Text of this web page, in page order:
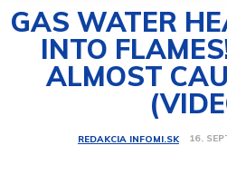
GAS WATER
INTO
ALMOST
REDAKCIA INFOMI.SK 16.